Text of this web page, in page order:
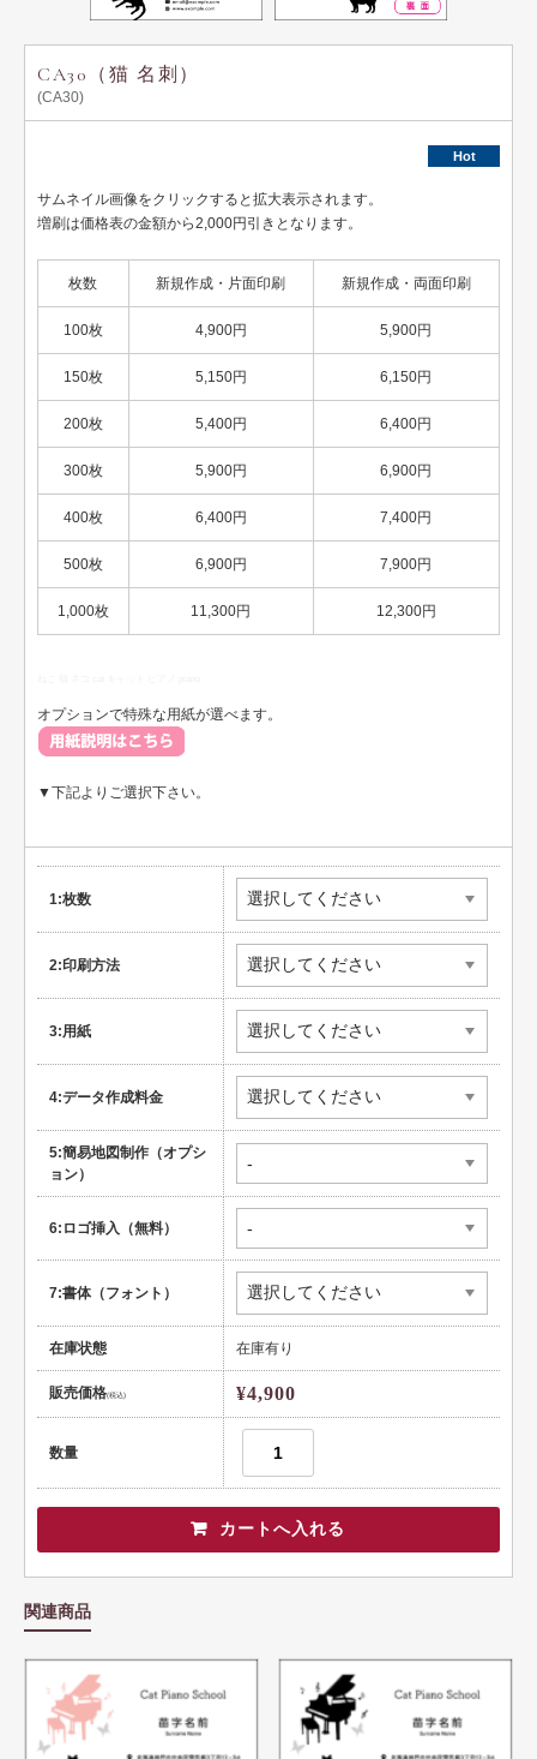
CA30（猫 名刺）
(CA30)
Hot
サムネイル画像をクリックすると拡大表示されます。
増刷は価格表の金額から2,000円引きとなります。
枚数 新規作成・片面印刷 新規作成・両面印刷
100枚 4,900円 5,900円
150枚 5,150円 6,150円
200枚 5,400円 6,400円
300枚 5,900円 6,900円
400枚 6,400円 7,400円
500枚 6,900円 7,900円
1,000枚 11,300円 12,300円
オプションで特殊な用紙が選べます。
▼下記よりご選択下さい。
1:枚数
2:印刷方法
3:用紙
4:データ作成料金
5:簡易地図制作（オプシ
ョン）
6:ロゴ挿入（無料）
7:書体（フォント）
在庫状態 在庫有り
販売価格(税込) ¥4,900
数量
関連商品